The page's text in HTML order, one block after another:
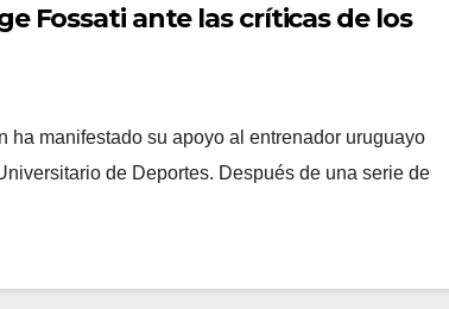
Fossati ante las críticas de los
ha manifestado su apoyo al entrenador uruguayo
de Deportes. Después de una serie de